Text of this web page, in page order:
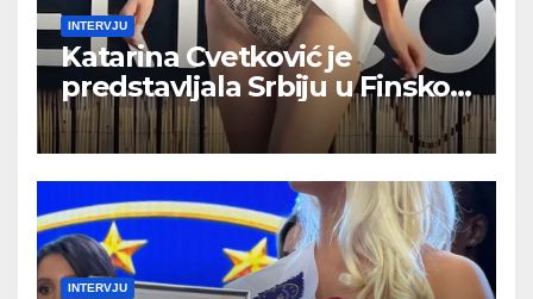
INTERVJU
Katarina Cvetković je
predstavljala Srbiju u Finskoj
na takmičenju MISS FACE
INTERNATIONAL 2026
INTERVJU